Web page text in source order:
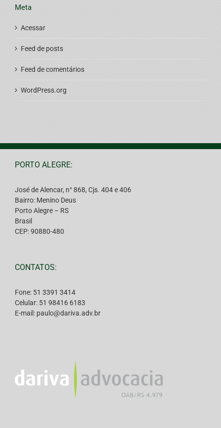
Meta
Acessar
Feed de posts
Feed de comentários
WordPress.org
PORTO ALEGRE:
José de Alencar, n° 868, Cjs. 404 e 406
Bairro: Menino Deus
Porto Alegre – RS
Brasil
CEP: 90880-480
CONTATOS:
Fone: 51 3391 3414
Celular: 51 98416 6183
E-mail: paulo@dariva.adv.br